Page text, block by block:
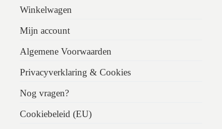
Winkelwagen
Mijn account
Algemene Voorwaarden
Privacyverklaring & Cookies
Nog vragen?
Cookiebeleid (EU)